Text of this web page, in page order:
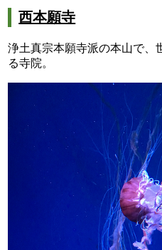
西本願寺
浄土真宗本願寺派の本山で、
る寺院。